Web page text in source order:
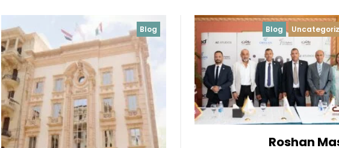
Blog Uncategorized
*Roshan Masr
Blog Uncategorized
Apache Developments
launches Mersea North